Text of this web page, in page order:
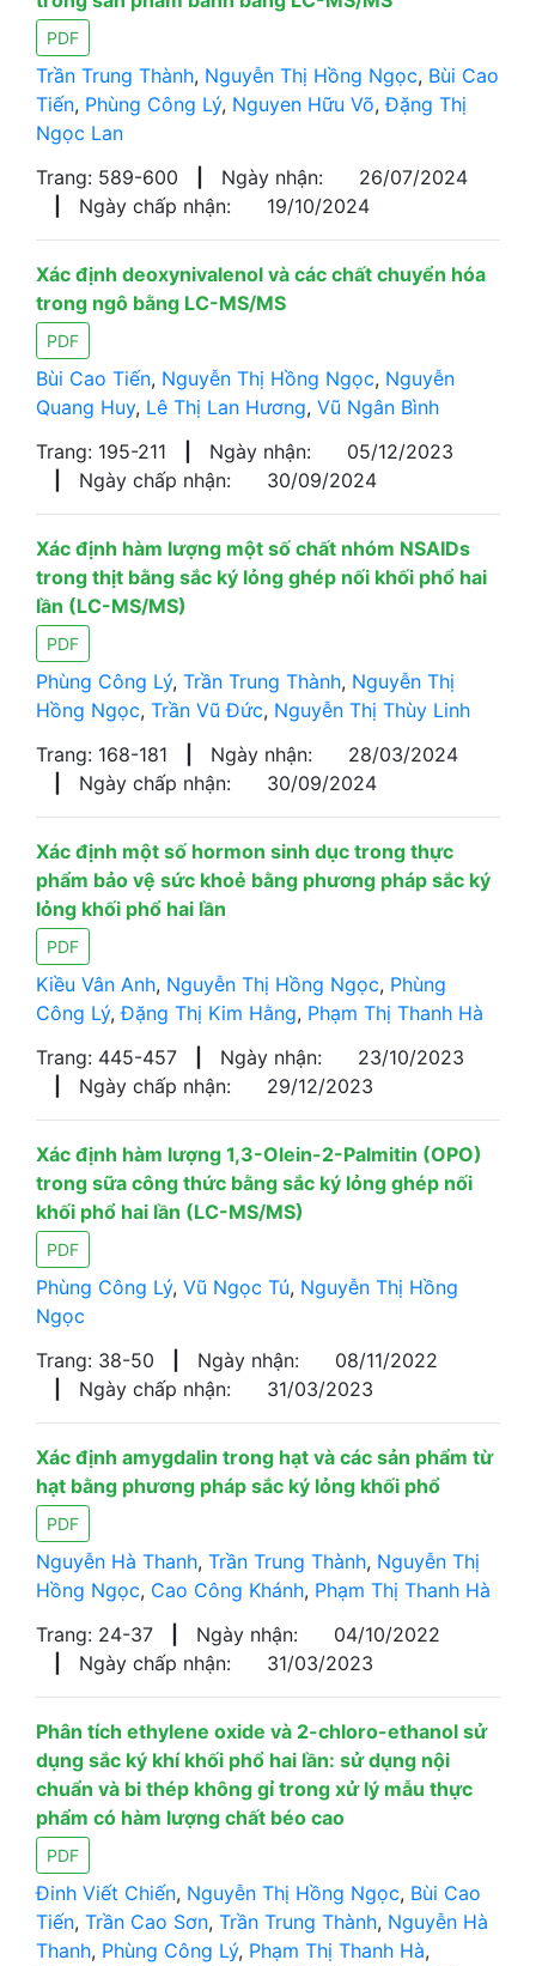
PDF
Trần Trung Thành, Nguyễn Thị Hồng Ngọc, Bùi Cao
Tiến, Phùng Công Lý, Nguyen Hữu Võ,Đặng Thị
Ngọc Lan
Trang: 589-600
Ngày nhận:
26/07/2024
Ngày chấp nhận: 19/10/2024
Xác định deoxynivalenol và các chất chuyển hóa
trong ngô bằng LC-MS/MS
PDF
Bùi Cao Tiến, Nguyễn Thị Hồng Ngọc, Nguyễn
Quang Huy, Lê Thị Lan Hương, Vũ Ngân Bình
Trang: 195-211
Ngày nhận:
05/12/2023
Ngày chấp nhận: 30/09/2024
Xác định hàm lượng một số chất nhóm NSAIDs
trong thịt bằng sắc ký lỏng ghép nối khối phổ hai
lần (LC-MS/MS)
PDF
Phùng Công Lý, Trần Trung Thành, Nguyễn Thị
Hồng Ngọc, Trần Vũ Đức, Nguyễn Thị Thùy Linh
Trang: 168-181
Ngày nhận:
28/03/2024
Ngày chấp nhận: 30/09/2024
Xác định một số hormon sinh dục trong thực
phẩm bảo vệ sức khoẻ bằng phương pháp sắc ký
lỏng khối phổ hai lần
PDF
Kiều Vân Anh, Nguyễn Thị Hồng Ngọc, Phùng
Công Lý,Đặng Thị Kim Hằng, Phạm Thị Thanh Hà
Trang: 445-457
Ngày nhận:
23/10/2023
Ngày chấp nhận: 29/12/2023
Xác định hàm lượng 1,3-Olein-2-Palmitin (OPO)
trong sữa công thức bằng sắc ký lỏng ghép nối
khối phổ hai lần (LC-MS/MS)
PDF
Phùng Công Lý, Vũ Ngọc Tú, Nguyễn Thị Hồng
Ngọc
Trang: 38-50
Ngày nhận:
08/11/2022
Ngày chấp nhận: 31/03/2023
Xác định amygdalin trong hạt và các sản phẩm từ
hạt bằng phương pháp sắc ký lỏng khối phổ
PDF
Nguyễn Hà Thanh, Trần Trung Thành, Nguyễn Thị
Hồng Ngọc, Cao Công Khánh, Phạm Thị Thanh Hà
Trang: 24-37
Ngày nhận:
04/10/2022
Ngày chấp nhận: 31/03/2023
Phân tích ethylene oxide và 2-chloro-ethanol sử
dụng sắc ký khí khối phổ hai lần: sử dụng nội
chuẩn và bi thép không gỉ trong xử lý mẫu thực
phẩm có hàm lượng chất béo cao
PDF
Đinh Viết Chiến, Nguyễn Thị Hồng Ngọc, Bùi Cao
Tiến, Trần Cao Sơn, Trần Trung Thành, Nguyễn Hà
Thanh, Phùng Công Lý, Phạm Thị Thanh Hà,